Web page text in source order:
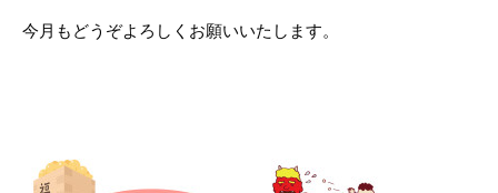
今月もどうぞよろしくお願いいたします。